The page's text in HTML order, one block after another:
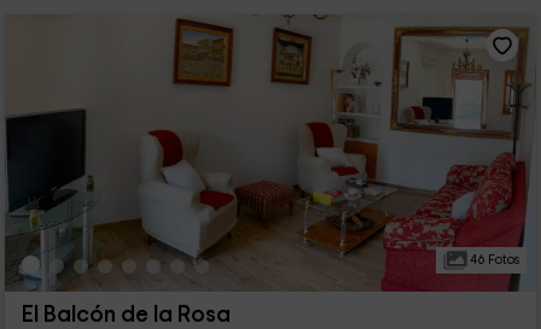
46 Fotos
El Balcón de la Rosa